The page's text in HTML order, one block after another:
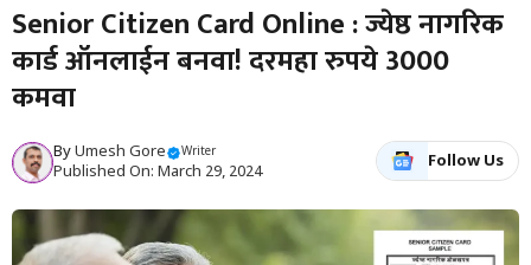
Senior Citizen Card Online : ज्येष्ठ नागरिक
कार्ड ऑनलाईन बनवा! दरमहा रुपये 3000
कमवा
ByUmesh Gore Writer
Published On: March 29, 2024
Follow Us